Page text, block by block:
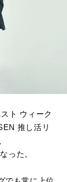
ト ウィーク
推し活リ
った。